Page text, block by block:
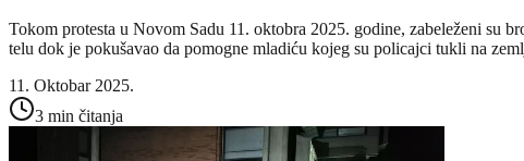
Tokom protesta u Novom Sadu 11. oktobra 2025. godine, zabeleženi su
telu dok je pokušavao da pomogne mladiću kojeg su policajci tukli na
11. Oktobar 2025.
3 min čitanja